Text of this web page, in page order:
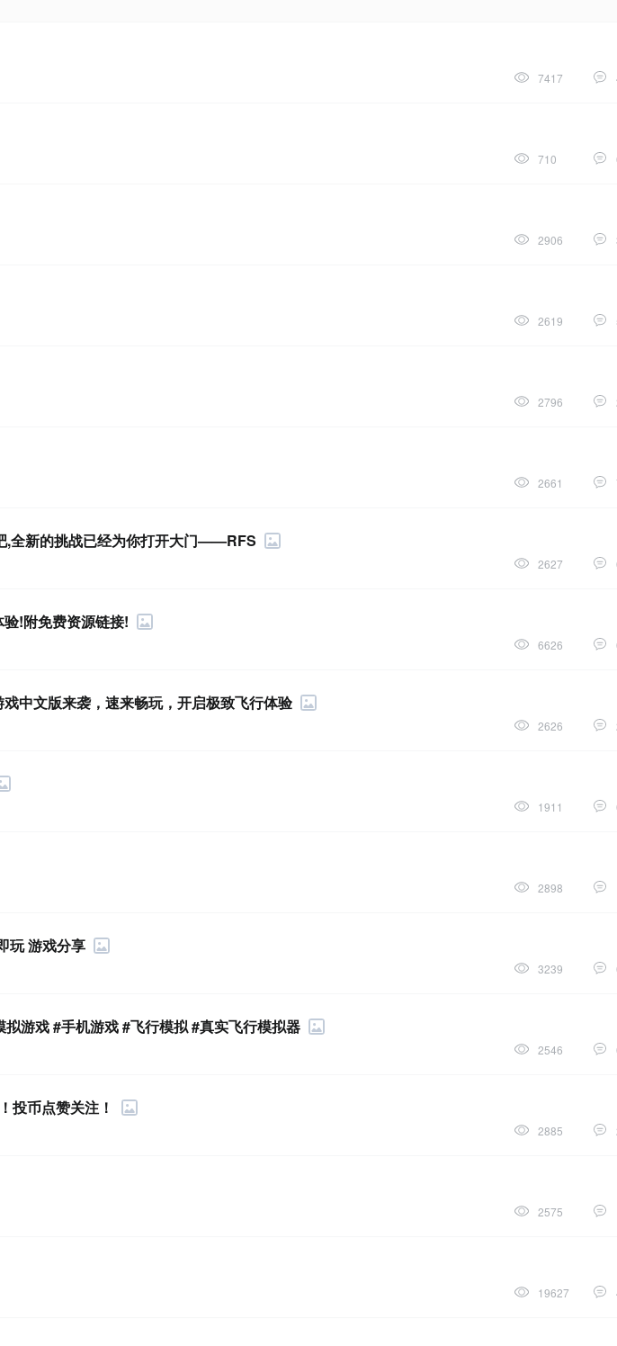
7417
710
2906
2619
2796
2661
,全新的挑战已经为你打开大门——RFS
2627
!附免费资源链接!
6626
中文版来袭，速来畅玩，开启极致飞行体验
2626
1911
2898
玩 游戏分享
3239
游戏 #手机游戏 #飞行模拟 #真实飞行模拟器
2546
投币点赞关注！
2885
2575
19627